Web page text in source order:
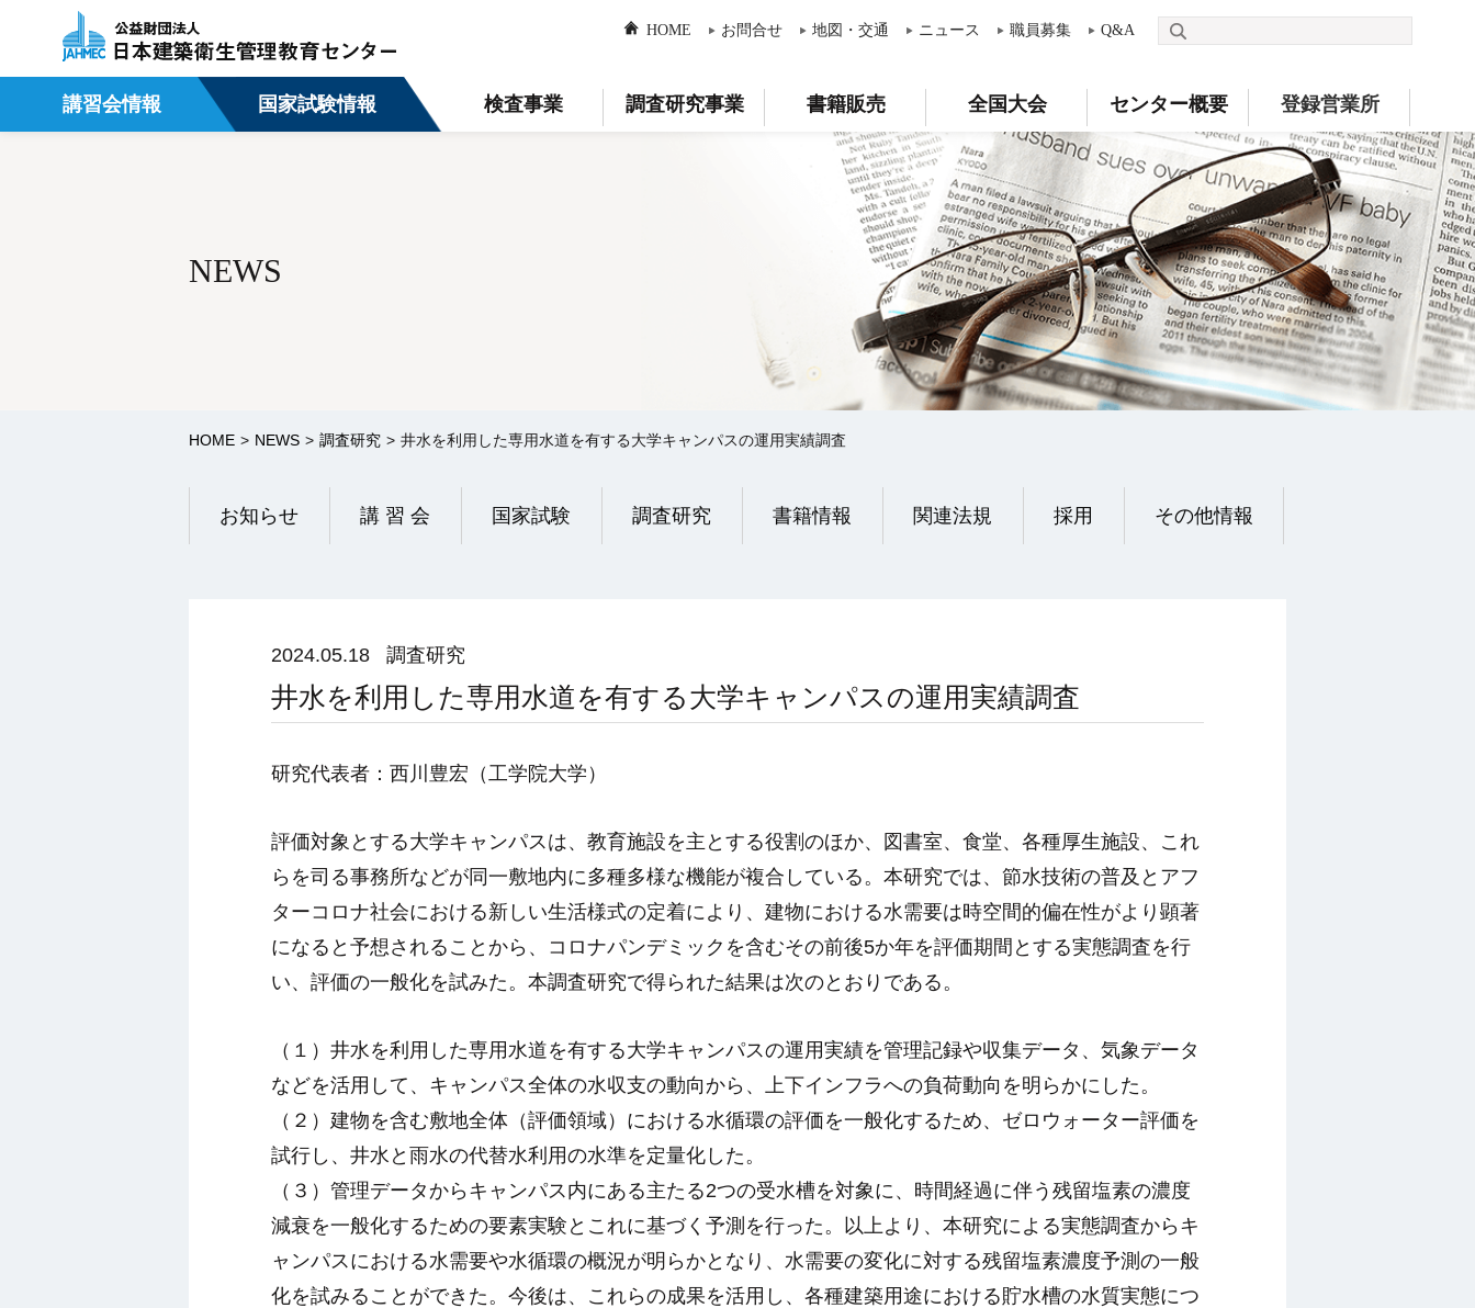
HOME お問合せ 地図・交通 ニュース 職員募集 Q&A
講習会情報 国家試験情報 検査事業 調査研究事業 書籍販売 全国大会 センター概要 登録営業所
NEWS
HOME NEWS 調査研究 井水を利用した専用水道を有する大学キャンパスの運用実績調査
お知らせ 講 習 会 国家試験 調査研究 書籍情報 関連法規 採用 その他情報
2024.05.18 調査研究
井水を利用した専用水道を有する大学キャンパスの運用実績調査
研究代表者：西川豊宏（工学院大学）
評価対象とする大学キャンパスは、教育施設を主とする役割のほか、図書室、食堂、各種厚生施設、これ
らを司る事務所などが同一敷地内に多種多様な機能が複合している。本研究では、節水技術の普及とアフ
ターコロナ社会における新しい生活様式の定着により、建物における水需要は時空間的偏在性がより顕著
になると予想されることから、コロナパンデミックを含むその前後5か年を評価期間とする実態調査を行
い、評価の一般化を試みた。本調査研究で得られた結果は次のとおりである。
（１）井水を利用した専用水道を有する大学キャンパスの運用実績を管理記録や収集データ、気象データ
などを活用して、キャンパス全体の水収支の動向から、上下インフラへの負荷動向を明らかにした。
（２）建物を含む敷地全体（評価領域）における水循環の評価を一般化するため、ゼロウォーター評価を
試行し、井水と雨水の代替水利用の水準を定量化した。
（３）管理データからキャンパス内にある主たる2つの受水槽を対象に、時間経過に伴う残留塩素の濃度
減衰を一般化するための要素実験とこれに基づく予測を行った。以上より、本研究による実態調査からキ
ャンパスにおける水需要や水循環の概況が明らかとなり、水需要の変化に対する残留塩素濃度予測の一般
化を試みることができた。今後は、これらの成果を活用し、各種建築用途における貯水槽の水質実態につ